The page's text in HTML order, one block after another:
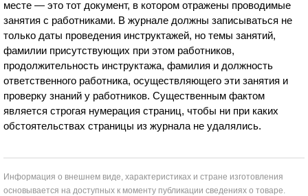
месте — это тот документ, в котором отражены проводимые
занятия с работниками. В журнале должны записываться не
только даты проведения инструктажей, но темы занятий,
фамилии присутствующих при этом работников,
продолжительность инструктажа, фамилия и должность
ответственного работника, осуществляющего эти занятия и
проверку знаний у работников. Существенным фактом
является строгая нумерация страниц, чтобы ни при каких
обстоятельствах страницы из журнала не удалялись.
Информация о внешнем виде, характеристиках и стране изготовления
основывается на доступных к моменту публикации сведениях о товаре.